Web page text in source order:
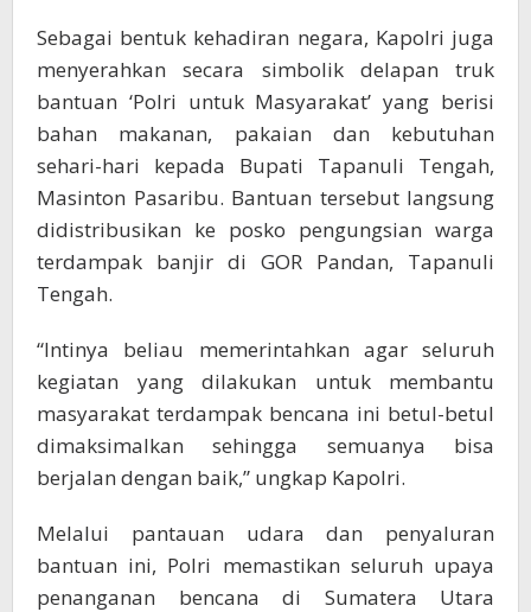
Sebagai bentuk kehadiran negara, Kapolri juga
menyerahkan secara simbolik delapan truk
bantuan ‘Polri untuk Masyarakat’ yang berisi
bahan makanan, pakaian dan kebutuhan
sehari-hari kepada Bupati Tapanuli Tengah,
Masinton Pasaribu. Bantuan tersebut langsung
didistribusikan ke posko pengungsian warga
terdampak banjir di GOR Pandan, Tapanuli
Tengah.
“Intinya beliau memerintahkan agar seluruh
kegiatan yang dilakukan untuk membantu
masyarakat terdampak bencana ini betul-betul
dimaksimalkan sehingga semuanya bisa
berjalan dengan baik,” ungkap Kapolri.
Melalui pantauan udara dan penyaluran
bantuan ini, Polri memastikan seluruh upaya
penanganan bencana di Sumatera Utara